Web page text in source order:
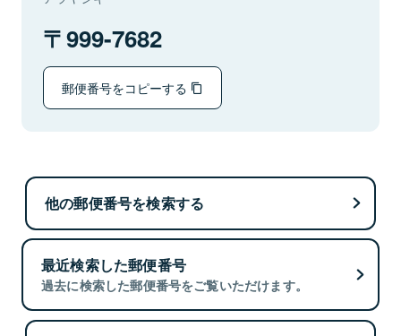
999-7682
郵便番号をコピーする
他の郵便番号を検索する
最近検索した郵便番号
過去に検索した郵便番号をご覧いただけます。